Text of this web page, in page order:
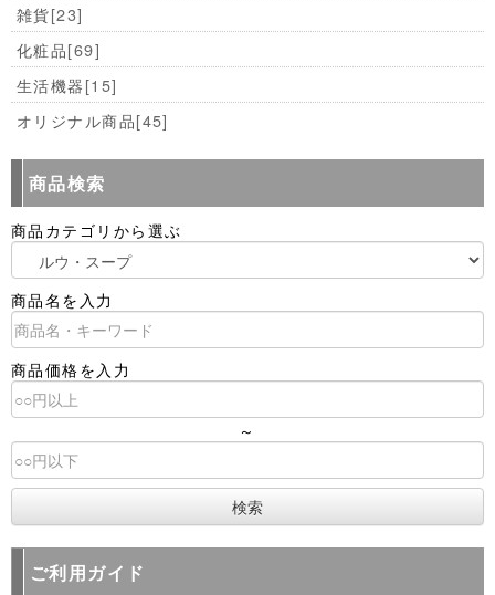
雑貨[23]
化粧品[69]
生活機器[15]
オリジナル商品[45]
商品検索
商品カテゴリから選ぶ
商品名を入力
商品価格を入力
～
ご利用ガイド